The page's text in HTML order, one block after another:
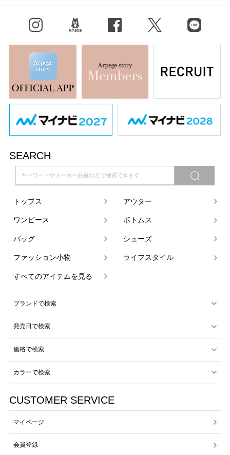
X（旧Twitter） LINE
SEARCH
トップス アウター
ワンピース ボトムス
バッグ シューズ
ファッション小物 ライフスタイル
すべてのアイテムを見る
ブランドで検索
発売日で検索
価格で検索
カラーで検索
CUSTOMER SERVICE
マイページ
会員登録